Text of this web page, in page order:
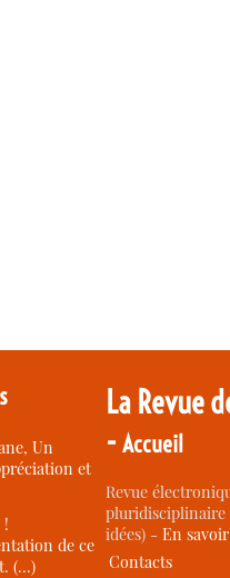
Un
et
!
de ce
(…)
La Revue
-Accueil
Revue
idées) -En
Contacts